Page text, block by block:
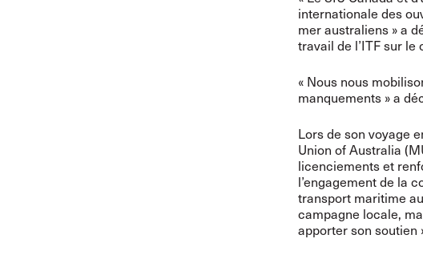
internationale des
mer australiens » a
travail de l’ITF sur le
« Nous nous
manquements » a
Lors de son voyage
Union of Australia
licenciements et
l’engagement de la
transport maritime
campagne locale,
apporter son soutien